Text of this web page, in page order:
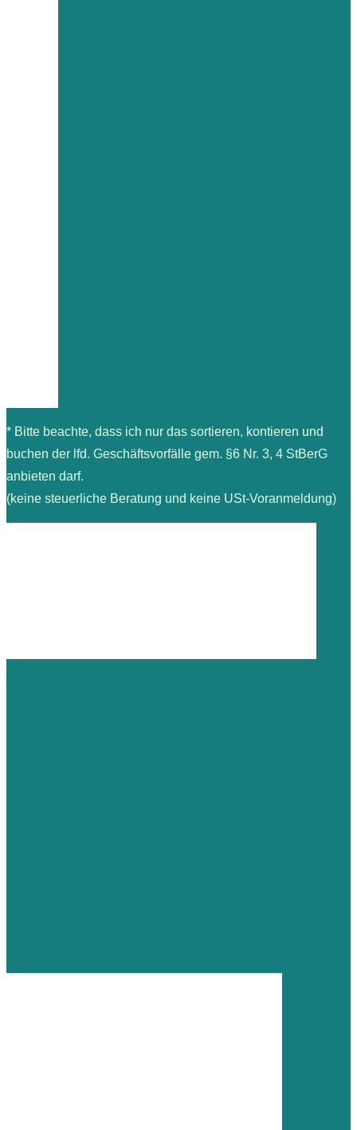
* Bitte beachte, dass ich nur das sortieren, kontieren und
buchen der lfd. Geschäftsvorfälle gem. §6 Nr. 3, 4 StBerG
anbieten darf.
(keine steuerliche Beratung und keine USt-Voranmeldung)